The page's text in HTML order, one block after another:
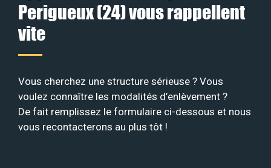
Perigueux (24) vous rappellent
vite
Vous cherchez une structure sérieuse ? Vous
voulez connaître les modalités d’enlèvement ?
De fait remplissez le formulaire ci-dessous et nous
vous recontacterons au plus tôt !